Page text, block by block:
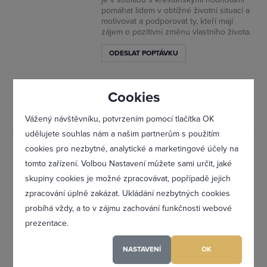
Cookies
Vážený návštěvníku, potvrzením pomocí tlačítka OK
udělujete souhlas nám a našim partnerům s použitím
cookies pro nezbytné, analytické a marketingové účely na
tomto zařízení. Volbou Nastavení můžete sami určit, jaké
skupiny cookies je možné zpracovávat, popřípadě jejich
zpracování úplně zakázat. Ukládání nezbytných cookies
probíhá vždy, a to v zájmu zachování funkčnosti webové
prezentace.
NASTAVENÍ OK
pomáhat lidem v obtížné životní situaci a
motivovat a podporovat ty, kteří mají
zájem o pozitivní změnu vlastního života.
ODESLAT POPTÁVKU
www.kojetin.charita.cz
PharmDr. Karla
Staňová
Slunečná 3703/7,
Hodonín
vždy něco navíc. Nadstandardní odborné
služby a individuální přístup ke každému
jednotlivému zákazníkovi jsou u nás
Zapomněl(a) jsem heslo
Registrovat se